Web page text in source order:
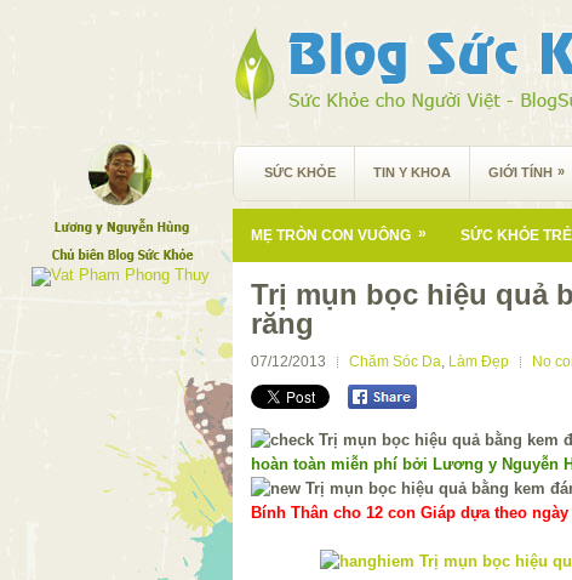
SỨC KHỎE TIN Y KHOA GIỚI TÍNH »
MẸ TRÒN CON VUÔNG » SỨC KHỎE
Trị mụn bọc hiệu quả
răng
07/12/2013 Chăm Sóc Da, Làm Đẹp No
hoàn toàn miễn phí bởi Lương y Nguyễn
Bính Thân cho 12 con Giáp dựa theo